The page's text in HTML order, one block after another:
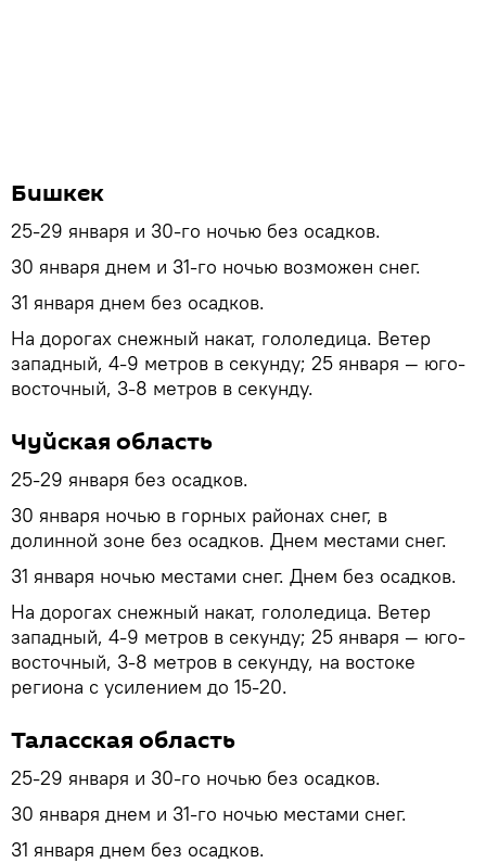
Бишкек
25-29 января и 30-го ночью без осадков.
30 января днем и 31-го ночью возможен снег.
31 января днем без осадков.
На дорогах снежный накат, гололедица. Ветер
западный, 4-9 метров в секунду; 25 января — юго-
восточный, 3-8 метров в секунду.
Чуйская область
25-29 января без осадков.
30 января ночью в горных районах снег, в
долинной зоне без осадков. Днем местами снег.
31 января ночью местами снег. Днем без осадков.
На дорогах снежный накат, гололедица. Ветер
западный, 4-9 метров в секунду; 25 января — юго-
восточный, 3-8 метров в секунду, на востоке
региона с усилением до 15-20.
Таласская область
25-29 января и 30-го ночью без осадков.
30 января днем и 31-го ночью местами снег.
31 января днем без осадков.